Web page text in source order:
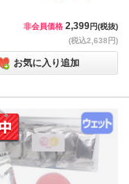
非会員価格 2,399円(税抜)
(税込2,638円)
お気に入り追加